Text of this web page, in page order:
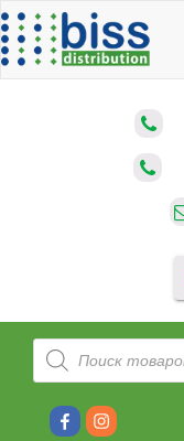
Поиск
товаров
#80 #81